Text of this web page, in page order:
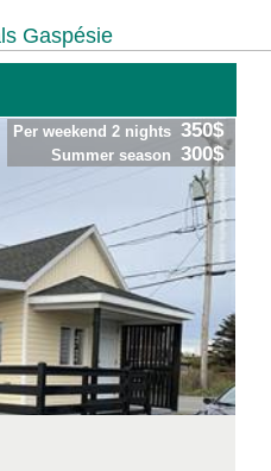
Gaspésie
Per weekend 2 nights 350$
Summer season 300$